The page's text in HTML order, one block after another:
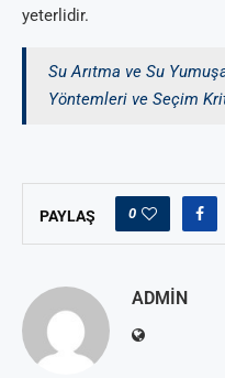
yeterlidir.
Su Arıtma ve Su
Yöntemleri ve Seçim
PAYLAŞ 0
ADMIN